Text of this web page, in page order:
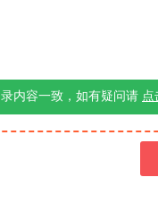
内容一致，如有疑问请 点